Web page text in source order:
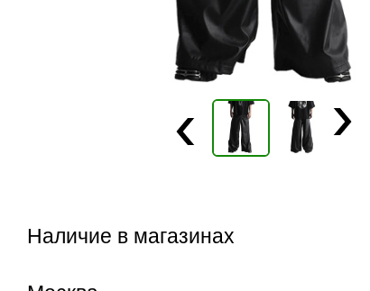
Наличие в магазинах